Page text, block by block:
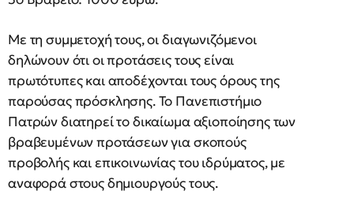
Με τη συμμετοχή τους, οι διαγωνιζόμενοι
δηλώνουν ότι οι προτάσεις τους είναι
πρωτότυπες και αποδέχονται τους όρους της
παρούσας πρόσκλησης. Το Πανεπιστήμιο
Πατρών διατηρεί το δικαίωμα αξιοποίησης των
βραβευμένων προτάσεων για σκοπούς
προβολής και επικοινωνίας του ιδρύματος, με
αναφορά στους δημιουργούς τους.